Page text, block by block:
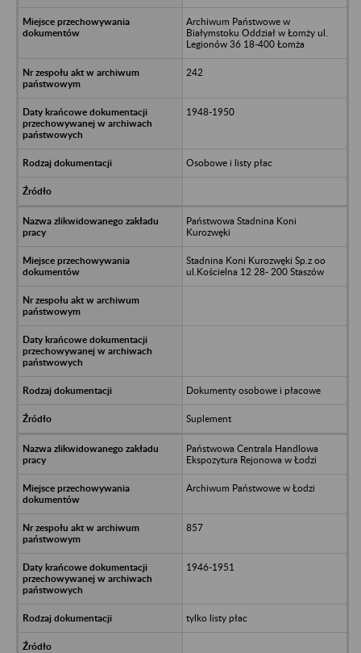
Archiwum Państwowe w
Białymstoku Oddział w Łomży ul.
Legionów 36 18-400 Łomża
242
1948-1950
Osobowe i listy płac
Państwowa Stadnina Koni
Kurozwęki
Stadnina Koni Kurozwęki Sp.z oo
ul.Kościelna 12 28- 200 Staszów
Dokumenty osobowe i płacowe
Suplement
Państwowa Centrala Handlowa
Ekspozytura Rejonowa w Łodzi
Archiwum Państwowe w Łodzi
857
1946-1951
tylko listy płac